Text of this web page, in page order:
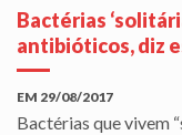
Bactérias
antibióticos, diz
EM 29/08/2017
Bactérias que vivem